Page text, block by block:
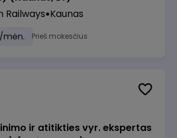
Railways Kaunas
mėn. Prieš mokesčius
ir atitikties vyr. ekspertas